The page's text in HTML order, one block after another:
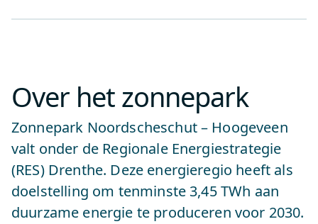
Over het zonnepark
Zonnepark Noordscheschut – Hoogeveen
valt onder de Regionale Energiestrategie
(RES) Drenthe. Deze energieregio heeft als
doelstelling om tenminste 3,45 TWh aan
duurzame energie te produceren voor 2030.